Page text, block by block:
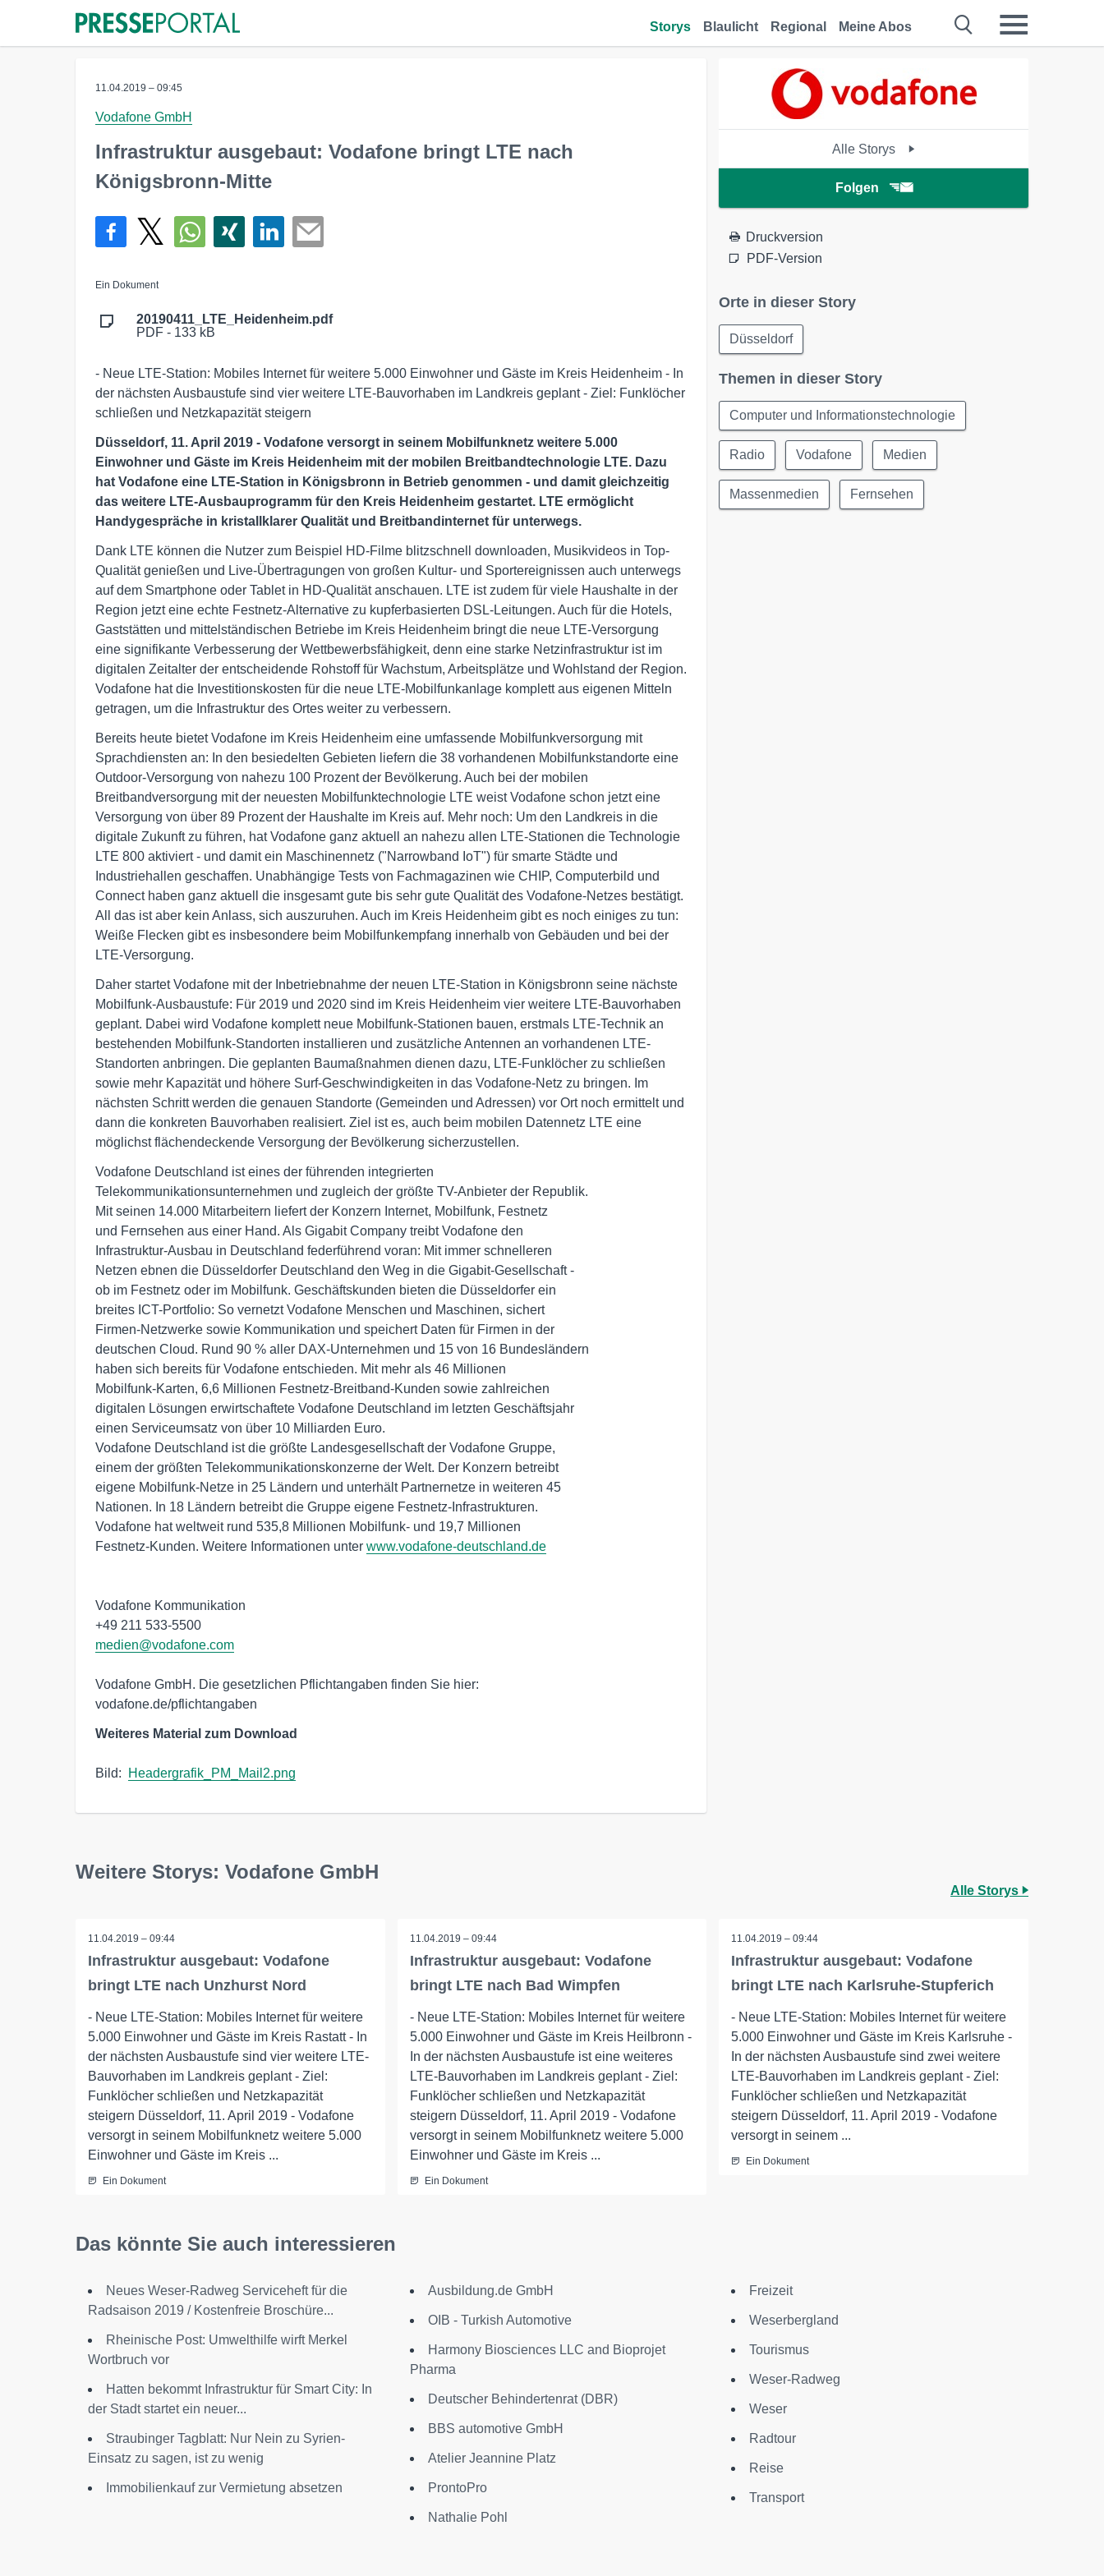
Storys Blaulicht Regional Meine Abos
11.04.2019 – 09:45
Vodafone GmbH
Infrastruktur ausgebaut: Vodafone bringt LTE nach
Königsbronn-Mitte
Ein Dokument
20190411_LTE_Heidenheim.pdf
PDF - 133 kB
- Neue LTE-Station: Mobiles Internet für weitere 5.000 Einwohner und Gäste im Kreis Heidenheim - In
der nächsten Ausbaustufe sind vier weitere LTE-Bauvorhaben im Landkreis geplant - Ziel: Funklöcher
schließen und Netzkapazität steigern
Düsseldorf, 11. April 2019 - Vodafone versorgt in seinem Mobilfunknetz weitere 5.000
Einwohner und Gäste im Kreis Heidenheim mit der mobilen Breitbandtechnologie LTE. Dazu
hat Vodafone eine LTE-Station in Königsbronn in Betrieb genommen - und damit gleichzeitig
das weitere LTE-Ausbauprogramm für den Kreis Heidenheim gestartet. LTE ermöglicht
Handygespräche in kristallklarer Qualität und Breitbandinternet für unterwegs.
Dank LTE können die Nutzer zum Beispiel HD-Filme blitzschnell downloaden, Musikvideos in Top-
Qualität genießen und Live-Übertragungen von großen Kultur- und Sportereignissen auch unterwegs
auf dem Smartphone oder Tablet in HD-Qualität anschauen. LTE ist zudem für viele Haushalte in der
Region jetzt eine echte Festnetz-Alternative zu kupferbasierten DSL-Leitungen. Auch für die Hotels,
Gaststätten und mittelständischen Betriebe im Kreis Heidenheim bringt die neue LTE-Versorgung
eine signifikante Verbesserung der Wettbewerbsfähigkeit, denn eine starke Netzinfrastruktur ist im
digitalen Zeitalter der entscheidende Rohstoff für Wachstum, Arbeitsplätze und Wohlstand der Region.
Vodafone hat die Investitionskosten für die neue LTE-Mobilfunkanlage komplett aus eigenen Mitteln
getragen, um die Infrastruktur des Ortes weiter zu verbessern.
Bereits heute bietet Vodafone im Kreis Heidenheim eine umfassende Mobilfunkversorgung mit
Sprachdiensten an: In den besiedelten Gebieten liefern die 38 vorhandenen Mobilfunkstandorte eine
Outdoor-Versorgung von nahezu 100 Prozent der Bevölkerung. Auch bei der mobilen
Breitbandversorgung mit der neuesten Mobilfunktechnologie LTE weist Vodafone schon jetzt eine
Versorgung von über 89 Prozent der Haushalte im Kreis auf. Mehr noch: Um den Landkreis in die
digitale Zukunft zu führen, hat Vodafone ganz aktuell an nahezu allen LTE-Stationen die Technologie
LTE 800 aktiviert - und damit ein Maschinennetz ("Narrowband IoT") für smarte Städte und
Industriehallen geschaffen. Unabhängige Tests von Fachmagazinen wie CHIP, Computerbild und
Connect haben ganz aktuell die insgesamt gute bis sehr gute Qualität des Vodafone-Netzes bestätigt.
All das ist aber kein Anlass, sich auszuruhen. Auch im Kreis Heidenheim gibt es noch einiges zu tun:
Weiße Flecken gibt es insbesondere beim Mobilfunkempfang innerhalb von Gebäuden und bei der
LTE-Versorgung.
Daher startet Vodafone mit der Inbetriebnahme der neuen LTE-Station in Königsbronn seine nächste
Mobilfunk-Ausbaustufe: Für 2019 und 2020 sind im Kreis Heidenheim vier weitere LTE-Bauvorhaben
geplant. Dabei wird Vodafone komplett neue Mobilfunk-Stationen bauen, erstmals LTE-Technik an
bestehenden Mobilfunk-Standorten installieren und zusätzliche Antennen an vorhandenen LTE-
Standorten anbringen. Die geplanten Baumaßnahmen dienen dazu, LTE-Funklöcher zu schließen
sowie mehr Kapazität und höhere Surf-Geschwindigkeiten in das Vodafone-Netz zu bringen. Im
nächsten Schritt werden die genauen Standorte (Gemeinden und Adressen) vor Ort noch ermittelt und
dann die konkreten Bauvorhaben realisiert. Ziel ist es, auch beim mobilen Datennetz LTE eine
möglichst flächendeckende Versorgung der Bevölkerung sicherzustellen.
Vodafone Deutschland ist eines der führenden integrierten
Telekommunikationsunternehmen und zugleich der größte TV-Anbieter der Republik.
Mit seinen 14.000 Mitarbeitern liefert der Konzern Internet, Mobilfunk, Festnetz
und Fernsehen aus einer Hand. Als Gigabit Company treibt Vodafone den
Infrastruktur-Ausbau in Deutschland federführend voran: Mit immer schnelleren
Netzen ebnen die Düsseldorfer Deutschland den Weg in die Gigabit-Gesellschaft -
ob im Festnetz oder im Mobilfunk. Geschäftskunden bieten die Düsseldorfer ein
breites ICT-Portfolio: So vernetzt Vodafone Menschen und Maschinen, sichert
Firmen-Netzwerke sowie Kommunikation und speichert Daten für Firmen in der
deutschen Cloud. Rund 90 % aller DAX-Unternehmen und 15 von 16 Bundesländern
haben sich bereits für Vodafone entschieden. Mit mehr als 46 Millionen
Mobilfunk-Karten, 6,6 Millionen Festnetz-Breitband-Kunden sowie zahlreichen
digitalen Lösungen erwirtschaftete Vodafone Deutschland im letzten Geschäftsjahr
einen Serviceumsatz von über 10 Milliarden Euro.
Vodafone Deutschland ist die größte Landesgesellschaft der Vodafone Gruppe,
einem der größten Telekommunikationskonzerne der Welt. Der Konzern betreibt
eigene Mobilfunk-Netze in 25 Ländern und unterhält Partnernetze in weiteren 45
Nationen. In 18 Ländern betreibt die Gruppe eigene Festnetz-Infrastrukturen.
Vodafone hat weltweit rund 535,8 Millionen Mobilfunk- und 19,7 Millionen
Festnetz-Kunden. Weitere Informationen unter www.vodafone-deutschland.de
Vodafone Kommunikation
medien@vodafone.com
Vodafone GmbH. Die gesetzlichen Pflichtangaben finden Sie hier:
vodafone.de/pflichtangaben
Weiteres Material zum Download
Bild: Headergrafik_PM_Mail2.png
Alle Storys
Folgen
Druckversion
PDF-Version
Orte in dieser Story
Düsseldorf
Themen in dieser Story
Computer und Informationstechnologie
Radio Vodafone Medien
Massenmedien Fernsehen
Weitere Storys: Vodafone GmbH
Alle Storys
11.04.2019 – 09:44
Infrastruktur ausgebaut: Vodafone
bringt LTE nach Unzhurst Nord
- Neue LTE-Station: Mobiles Internet für weitere
5.000 Einwohner und Gäste im Kreis Rastatt - In
der nächsten Ausbaustufe sind vier weitere LTE-
Bauvorhaben im Landkreis geplant - Ziel:
Funklöcher schließen und Netzkapazität
steigern Düsseldorf, 11. April 2019 - Vodafone
versorgt in seinem Mobilfunknetz weitere 5.000
Einwohner und Gäste im Kreis ...
Ein Dokument
11.04.2019 – 09:44
Infrastruktur ausgebaut: Vodafone
bringt LTE nach Bad Wimpfen
- Neue LTE-Station: Mobiles Internet für weitere
5.000 Einwohner und Gäste im Kreis Heilbronn -
In der nächsten Ausbaustufe ist eine weiteres
LTE-Bauvorhaben im Landkreis geplant - Ziel:
Funklöcher schließen und Netzkapazität
steigern Düsseldorf, 11. April 2019 - Vodafone
versorgt in seinem Mobilfunknetz weitere 5.000
Einwohner und Gäste im Kreis ...
Ein Dokument
11.04.2019 – 09:44
Infrastruktur ausgebaut: Vodafone
bringt LTE nach Karlsruhe-Stupferich
- Neue LTE-Station: Mobiles Internet für weitere
5.000 Einwohner und Gäste im Kreis Karlsruhe -
In der nächsten Ausbaustufe sind zwei weitere
LTE-Bauvorhaben im Landkreis geplant - Ziel:
Funklöcher schließen und Netzkapazität
steigern Düsseldorf, 11. April 2019 - Vodafone
versorgt in seinem ...
Ein Dokument
Das könnte Sie auch interessieren
Neues Weser-Radweg Serviceheft für die
Radsaison 2019 / Kostenfreie Broschüre...
Rheinische Post: Umwelthilfe wirft Merkel
Wortbruch vor
Hatten bekommt Infrastruktur für Smart City: In
der Stadt startet ein neuer...
Straubinger Tagblatt: Nur Nein zu Syrien-
Einsatz zu sagen, ist zu wenig
Immobilienkauf zur Vermietung absetzen
Ausbildung.de GmbH
OIB - Turkish Automotive
Harmony Biosciences LLC and Bioprojet
Pharma
Deutscher Behindertenrat (DBR)
BBS automotive GmbH
Atelier Jeannine Platz
ProntoPro
Nathalie Pohl
Freizeit
Weserbergland
Tourismus
Weser-Radweg
Weser
Radtour
Reise
Transport